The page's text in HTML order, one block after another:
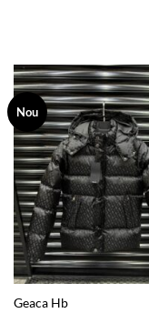
Nou
Geaca Hb